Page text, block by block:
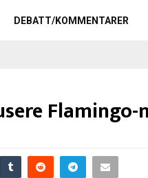
DEBATT/KOMMENTARER